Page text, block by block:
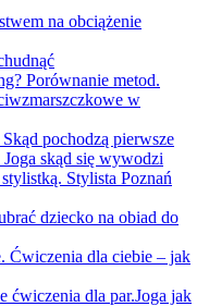
na obciążenie
Porównanie metod.
w
pochodzą pierwsze
skąd się wywodzi
Stylista Poznań
dziecko na obiad do
Ćwiczenia dla ciebie – jak
ćwiczenia dla par.Joga jak